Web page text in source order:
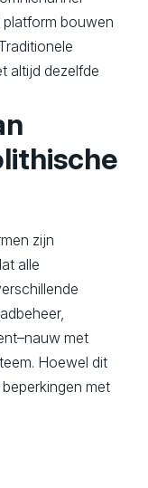
bouwen
altijd dezelfde
zijn
alle
met
Hoewel dit
met